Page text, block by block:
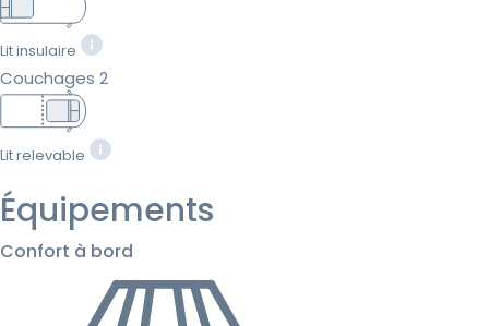
Lit insulaire
Couchages 2
Lit relevable
Équipements
Confort à bord